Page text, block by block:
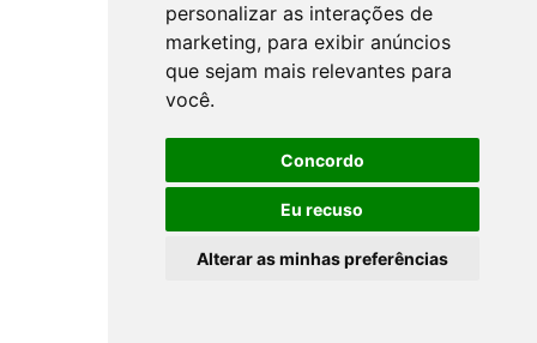
personalizar as interações de
marketing, para exibir anúncios
que sejam mais relevantes para
você.
Concordo
Eu recuso
Alterar as minhas preferências